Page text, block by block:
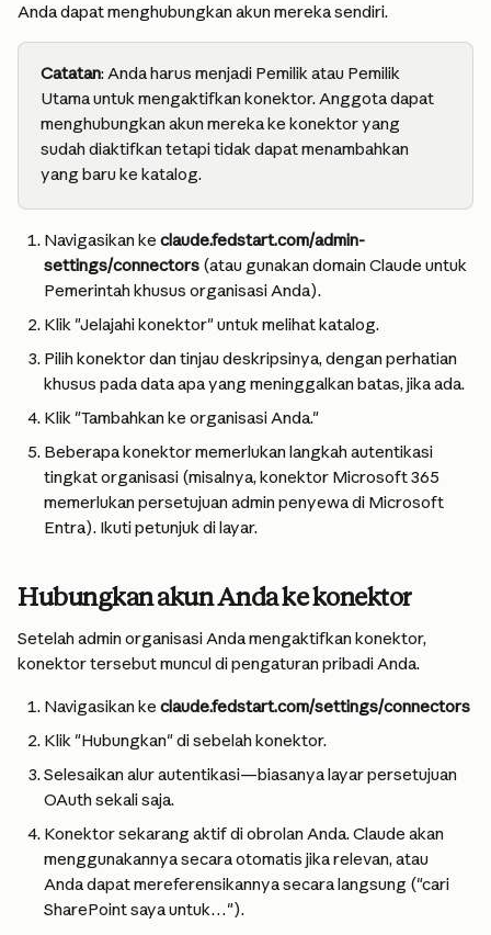
Anda dapat menghubungkan akun mereka sendiri.
Catatan: Anda harus menjadi Pemilik atau Pemilik
Utama untuk mengaktifkan konektor. Anggota dapat
menghubungkan akun mereka ke konektor yang
sudah diaktifkan tetapi tidak dapat menambahkan
yang baru ke katalog.
Navigasikan ke claude.fedstart.com/admin-
settings/connectors (atau gunakan domain Claude untuk
Pemerintah khusus organisasi Anda).
Klik "Jelajahi konektor" untuk melihat katalog.
Pilih konektor dan tinjau deskripsinya, dengan perhatian
khusus pada data apa yang meninggalkan batas, jika ada.
Klik "Tambahkan ke organisasi Anda."
Beberapa konektor memerlukan langkah autentikasi
tingkat organisasi (misalnya, konektor Microsoft 365
memerlukan persetujuan admin penyewa di Microsoft
Entra). Ikuti petunjuk di layar.
Hubungkan akun Anda ke konektor
Setelah admin organisasi Anda mengaktifkan konektor,
konektor tersebut muncul di pengaturan pribadi Anda.
Navigasikan ke claude.fedstart.com/settings/connectors
Klik "Hubungkan" di sebelah konektor.
Selesaikan alur autentikasi—biasanya layar persetujuan
OAuth sekali saja.
Konektor sekarang aktif di obrolan Anda. Claude akan
menggunakannya secara otomatis jika relevan, atau
Anda dapat mereferensikannya secara langsung ("cari
SharePoint saya untuk…").